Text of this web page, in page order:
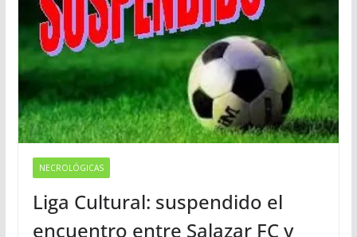
NECROLÓGICAS
Liga Cultural: suspendido el
encuentro entre Salazar FC y